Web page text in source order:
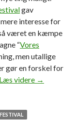
gav
interesse for
været en kæmpe
“Vores
men utallige
gør en forskel for
Læs videre Vi holder
→